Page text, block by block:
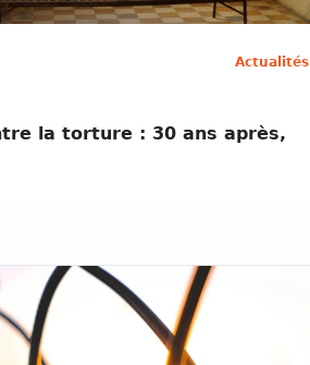
Actualités
la torture : 30 ans après,